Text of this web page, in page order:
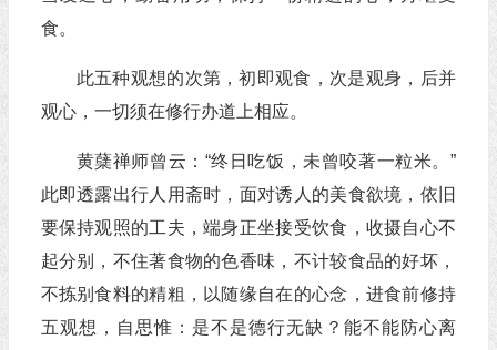
食。
此五种观想的次第，初即观食，次是观身，后并
观心，一切须在修行办道上相应。
黄蘖禅师曾云：“终日吃饭，未曾咬著一粒米。”
此即透露出行人用斋时，面对诱人的美食欲境，依旧
要保持观照的工夫，端身正坐接受饮食，收摄自心不
起分别，不住著食物的色香味，不计较食品的好坏，
不拣别食料的精粗，以随缘自在的心念，进食前修持
五观想，自思惟：是不是德行无缺？能不能防心离